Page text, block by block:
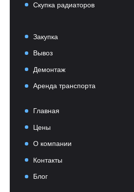
Скупка радиаторов
Закупка
Вывоз
Демонтаж
Аренда транспорта
Главная
Цены
О компании
Контакты
Блог